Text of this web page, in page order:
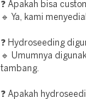
❓ Apakah bisa
🔹 Ya, kami
❓ Hydroseeding
🔹 Umumnya
tambang.
❓ Apakah